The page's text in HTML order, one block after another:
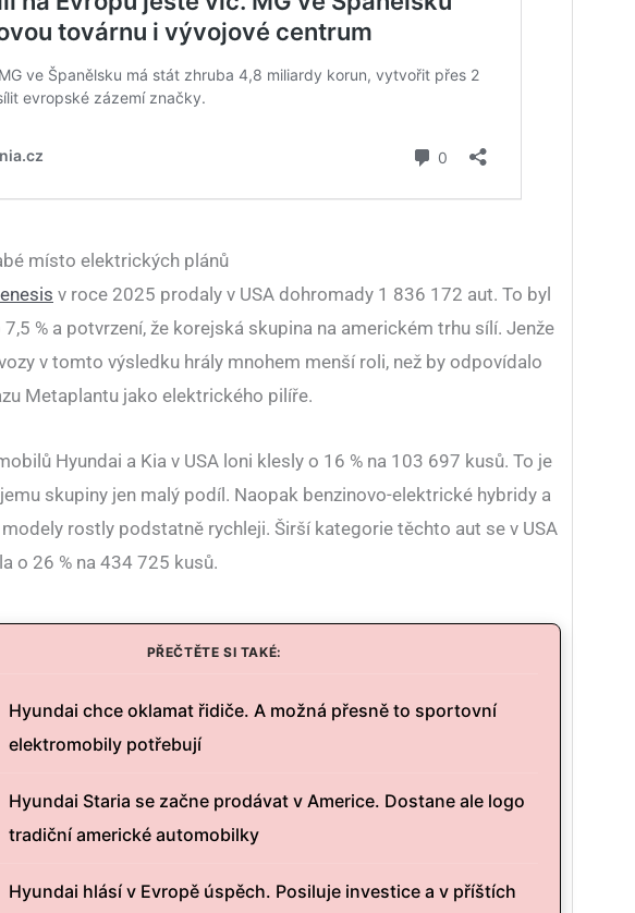
místo elektrických plánů
v roce 2025 prodaly v USA dohromady 1 836 172 aut. To byl
% a potvrzení, že korejská skupina na americkém trhu sílí. Jenže
v tomto výsledku hrály mnohem menší roli, než by odpovídalo
Metaplantu jako elektrického pilíře.
Hyundai a Kia v USA loni klesly o 16 % na 103 697 kusů. To je
skupiny jen malý podíl. Naopak benzinovo-elektrické hybridy a
rostly podstatně rychleji. Širší kategorie těchto aut se v USA
o 26 % na 434 725 kusů.
PŘEČTĚTE SI TAKÉ:
Hyundai chce oklamat řidiče. A možná přesně to sportovní
elektromobily potřebují
Hyundai Staria se začne prodávat v Americe. Dostane ale logo
tradiční americké automobilky
Hyundai hlásí v Evropě úspěch. Posiluje investice a v příštích